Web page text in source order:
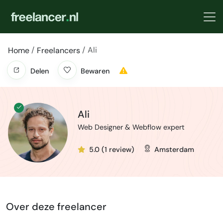
Home Freelancers Ali
Delen Bewaren
Ali
Web Designer & Webflow expert
5.0 (1 review) Amsterdam
Over deze freelancer